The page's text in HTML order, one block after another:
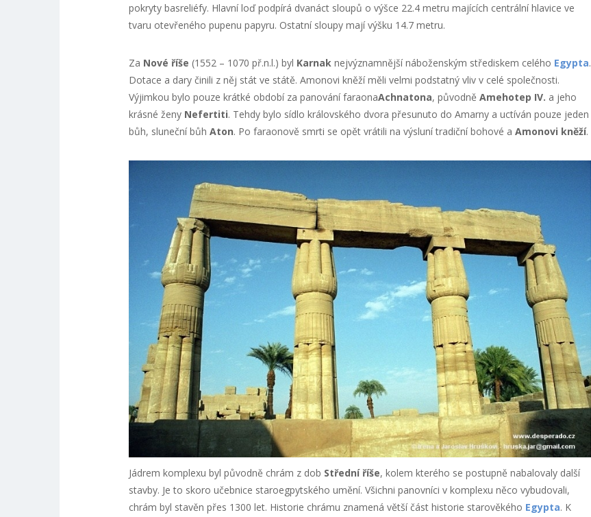
pokryty basreliéfy. Hlavní loď podpírá dvanáct sloupů o výšce 22.4 metru majících centrální hlavice ve
tvaru otevřeného pupenu papyru. Ostatní sloupy mají výšku 14.7 metru.
Za Nové říše (1552 – 1070 př.n.l.) byl Karnak nejvýznamnější náboženským střediskem celého Egypta.
Dotace a dary činili z něj stát ve státě. Amonovi kněží měli velmi podstatný vliv v celé společnosti.
Výjimkou bylo pouze krátké období za panování faraonaAchnatona, původně Amehotep IV. a jeho
krásné ženy Nefertiti. Tehdy bylo sídlo královského dvora přesunuto do Amarny a uctíván pouze jeden
bůh, sluneční bůh Aton. Po faraonově smrti se opět vrátili na výsluní tradiční bohové a Amonovi kněží.
Jádrem komplexu byl původně chrám z dob Střední říše, kolem kterého se postupně nabalovaly další
stavby. Je to skoro učebnice staroegpytského umění. Všichni panovníci v komplexu něco vybudovali,
chrám byl stavěn přes 1300 let. Historie chrámu znamená větší část historie starověkého Egypta. K